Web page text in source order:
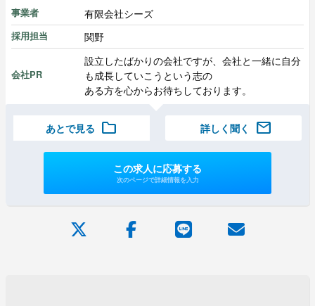
事業者 有限会社シーズ
採用担当 関野
会社PR
設立したばかりの会社ですが、会社と一緒に自分
も成長していこうという志の
ある方を心からお待ちしております。
あとで見る folder 詳しく聞く mail
この求人に応募する
次のページで詳細情報を入力